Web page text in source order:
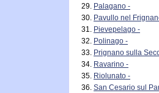
Palagano -
Pavullo nel
Pievepelago -
Polinago -
Prignano sulla
Ravarino -
Riolunato -
San Cesario sul